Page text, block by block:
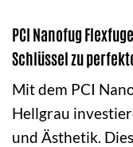
PCI Nanofug
Schlüssel zu
Mit dem PCI
Hellgrau
und Ästhetik.